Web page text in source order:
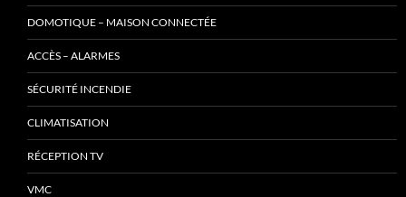
DOMOTIQUE – MAISON CONNECTÉE
ACCÈS – ALARMES
SÉCURITÉ INCENDIE
CLIMATISATION
RÉCEPTION TV
VMC